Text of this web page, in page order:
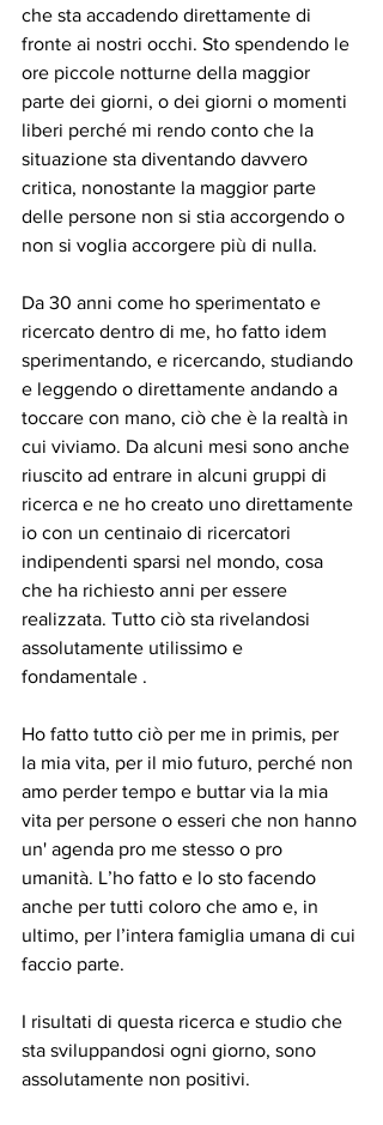
che sta accadendo direttamente di
fronte ai nostri occhi. Sto spendendo le
ore piccole notturne della maggior
parte dei giorni, o dei giorni o momenti
liberi perché mi rendo conto che la
situazione sta diventando davvero
critica, nonostante la maggior parte
delle persone non si stia accorgendo o
non si voglia accorgere più di nulla.
Da 30 anni come ho sperimentato e
ricercato dentro di me, ho fatto idem
sperimentando, e ricercando, studiando
e leggendo o direttamente andando a
toccare con mano, ciò che è la realtà in
cui viviamo. Da alcuni mesi sono anche
riuscito ad entrare in alcuni gruppi di
ricerca e ne ho creato uno direttamente
io con un centinaio di ricercatori
indipendenti sparsi nel mondo, cosa
che ha richiesto anni per essere
realizzata. Tutto ciò sta rivelandosi
assolutamente utilissimo e
fondamentale .
Ho fatto tutto ciò per me in primis, per
la mia vita, per il mio futuro, perché non
amo perder tempo e buttar via la mia
vita per persone o esseri che non hanno
un' agenda pro me stesso o pro
umanità. L’ho fatto e lo sto facendo
anche per tutti coloro che amo e, in
ultimo, per l’intera famiglia umana di cui
faccio parte.
I risultati di questa ricerca e studio che
sta sviluppandosi ogni giorno, sono
assolutamente non positivi.